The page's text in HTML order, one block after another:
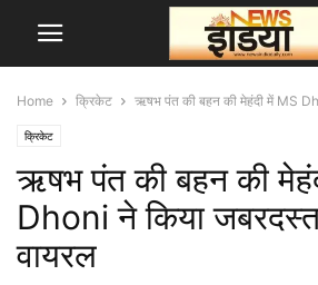
Home क्रिकेट ऋषभ पंत की बहन की मेहंदी में MS
क्रिकेट
ऋषभ पंत की बहन की
Dhoni ने किया जबरदस्त
वायरल